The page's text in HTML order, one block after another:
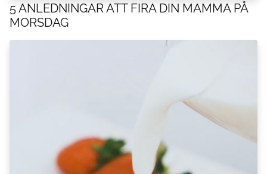
5 ANLEDNINGAR ATT FIRA DIN MAMMA PÅ
MORSDAG